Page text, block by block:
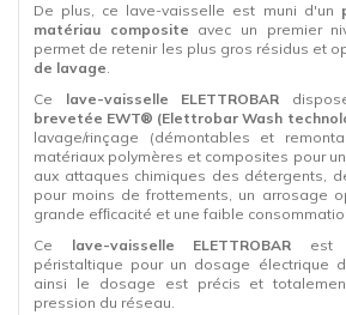
De plus, ce lave-vaisselle est muni d'un
matériau composite avec un premier
permet de retenir les plus gros résidus et
de lavage.
Ce lave-vaisselle ELETTROBAR
brevetée EWT® (Elettrobar Wash
lavage/rinçage (démontables et
matériaux polymères et composites pour
aux attaques chimiques des détergents,
pour moins de frottements, un arrosage
grande efﬁcacité et une faible
Ce lave-vaisselle ELETTROBAR
est
péristaltique pour un dosage électrique
ainsi le dosage est précis et
pression du réseau.